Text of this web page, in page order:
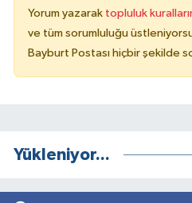
Yorum yazarak topluluk
ve tüm sorumluluğu
Bayburt Postası hiçbir şekilde
Yükleniyor...